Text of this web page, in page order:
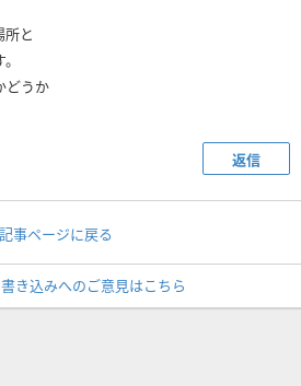
所と
どうか
返信
記事ページに戻る
き込みへのご意見はこちら